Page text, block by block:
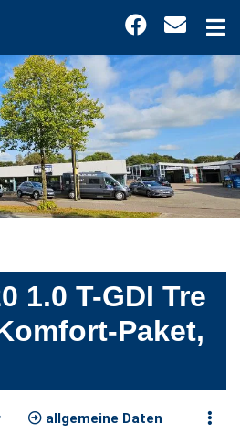
1.0 T-GDI Tre
Paket,
allgemeine Daten